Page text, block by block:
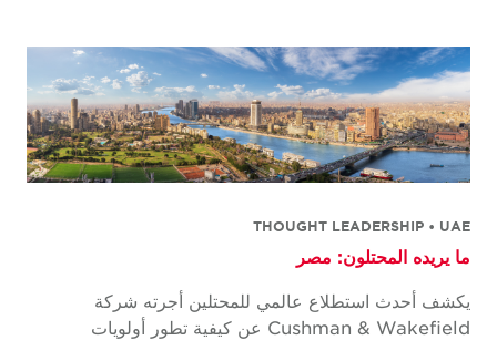
THOUGHT LEADERSHIP • UAE
ما يريده المحتلون: مصر
يكشف أحدث استطلاع عالمي للمحتلين أجرته شركة
Cushman & Wakefield عن كيفية تطور أولويات